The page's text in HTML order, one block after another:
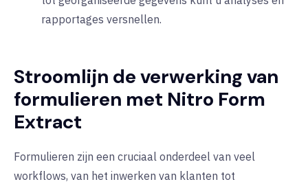
rapportages versnellen.
Stroomlijn de verwerking van
formulieren met Nitro Form
Extract
Formulieren zijn een cruciaal onderdeel van veel
workflows, van het inwerken van klanten tot